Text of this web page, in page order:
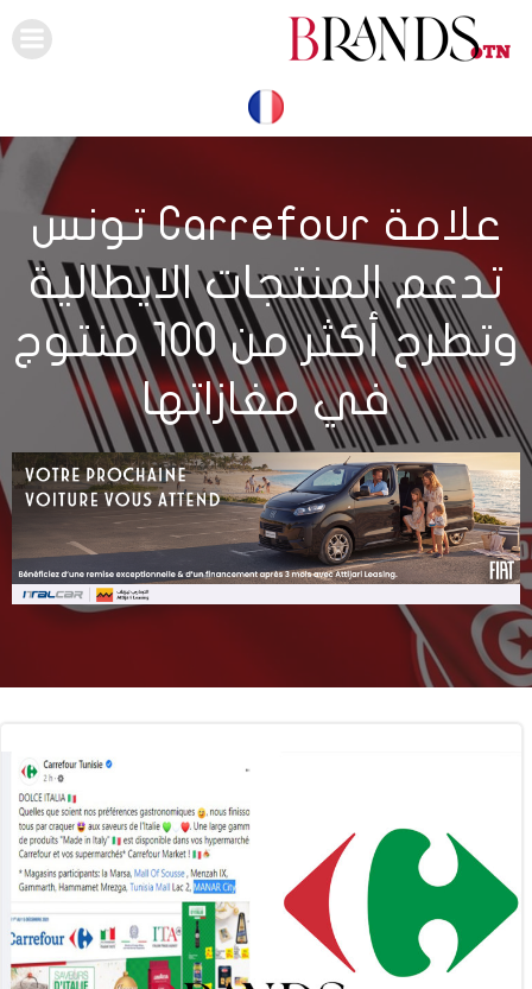
علامة Carrefour تونس
تدعم المنتجات الايطالية
وتطرح أكثر من 100 منتوج
في مغازاتها